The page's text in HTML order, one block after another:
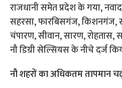
राजधानी समेत प्रदेश के गया,
सहरसा, फारबिसगंज, किशनगंज,
चंपारण, सीवान, सारण, रोहतास,
नौ डिग्री सेल्सियस के नीचे दर्ज
नौ शहरों का अधिकतम तापमान